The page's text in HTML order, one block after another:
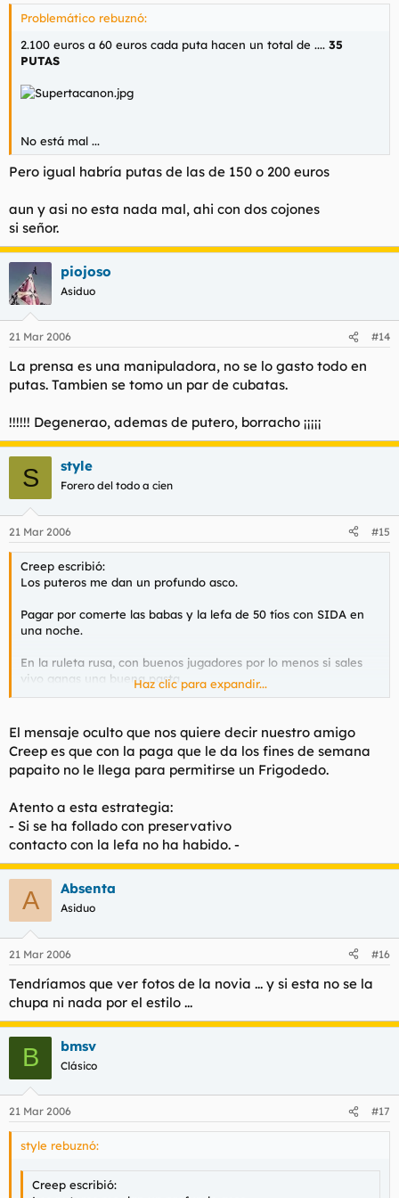
Problemático rebuznó:
2.100 euros a 60 euros cada puta hacen un total de .... 35
PUTAS
No está mal ...
Pero igual habría putas de las de 150 o 200 euros
aun y asi no esta nada mal, ahi con dos cojones
si señor.
piojoso
Asiduo
21 Mar 2006 #14
La prensa es una manipuladora, no se lo gasto todo en
putas. Tambien se tomo un par de cubatas.
!!!!!! Degenerao, ademas de putero, borracho ¡¡¡¡¡
S style
Forero del todo a cien
21 Mar 2006 #15
Creep escribió:
Los puteros me dan un profundo asco.
Pagar por comerte las babas y la lefa de 50 tíos con SIDA en
una noche.
En la ruleta rusa, con buenos jugadores por lo menos si sales
vivo ganas una buena pasta.
diente de oro un goterón de lefa del cliente anterior.
Haz clic para expandir...
El mensaje oculto que nos quiere decir nuestro amigo
Creep es que con la paga que le da los fines de semana
papaito no le llega para permitirse un Frigodedo.
Atento a esta estrategia:
- Si se ha follado con preservativo
contacto con la lefa no ha habido. -
A Absenta
Asiduo
21 Mar 2006 #16
Tendríamos que ver fotos de la novia ... y si esta no se la
chupa ni nada por el estilo ...
B bmsv
Clásico
21 Mar 2006 #17
style rebuznó:
Creep escribió: